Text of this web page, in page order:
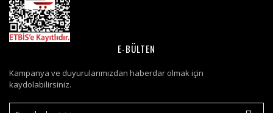
E-BÜLTEN
Kampanya ve duyurularımızdan haberdar olmak için
kaydolabilirsiniz.